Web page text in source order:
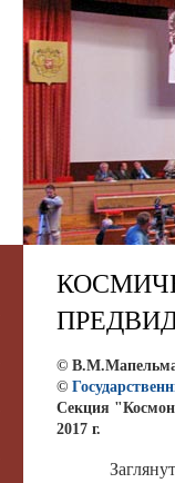
©
©
Секция
2017 г.